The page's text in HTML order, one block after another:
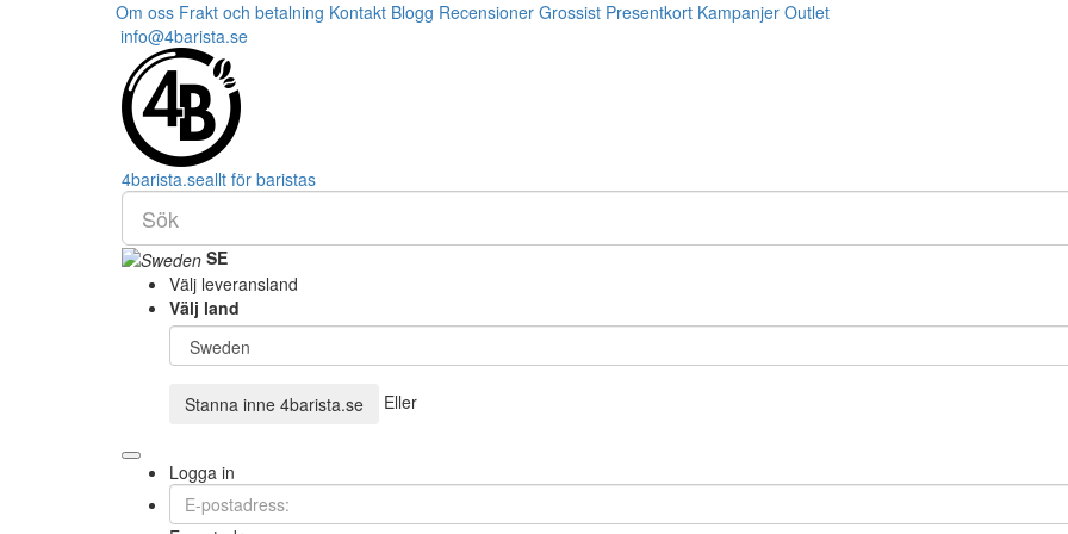
Om oss Frakt och betalning Kontakt Blogg Recensioner Grossist Presentkort Kampanjer Outlet
info@4barista.se
4barista.seallt för baristas
SE
Välj leveransland
Välj land
Stanna inne 4barista.se Eller
Logga in